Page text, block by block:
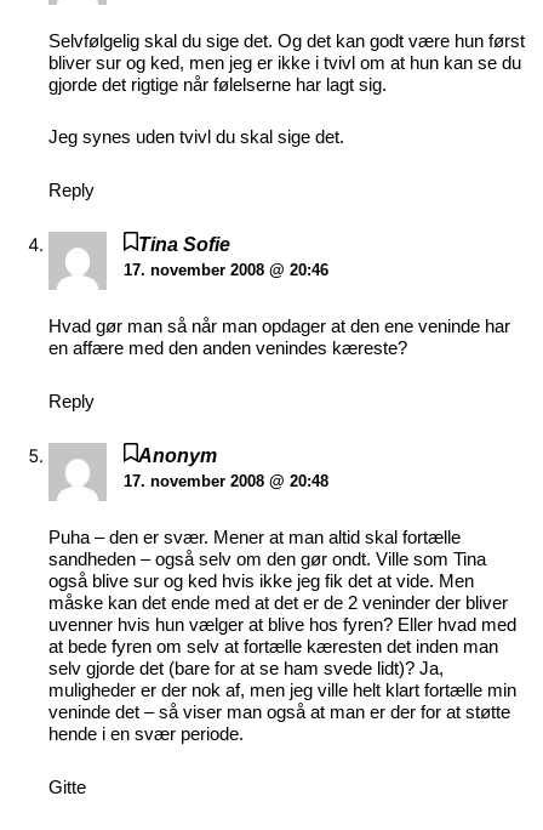
Selvfølgelig skal du sige det. Og det kan godt være hun først
bliver sur og ked, men jeg er ikke i tvivl om at hun kan se du
gjorde det rigtige når følelserne har lagt sig.
Jeg synes uden tvivl du skal sige det.
Reply
Tina Sofie
17. november 2008 @ 20:46
Hvad gør man så når man opdager at den ene veninde har
en affære med den anden venindes kæreste?
Reply
Anonym
17. november 2008 @ 20:48
Puha – den er svær. Mener at man altid skal fortælle
sandheden – også selv om den gør ondt. Ville som Tina
også blive sur og ked hvis ikke jeg fik det at vide. Men
måske kan det ende med at det er de 2 veninder der bliver
uvenner hvis hun vælger at blive hos fyren? Eller hvad med
at bede fyren om selv at fortælle kæresten det inden man
selv gjorde det (bare for at se ham svede lidt)? Ja,
muligheder er der nok af, men jeg ville helt klart fortælle min
veninde det – så viser man også at man er der for at støtte
hende i en svær periode.
Gitte